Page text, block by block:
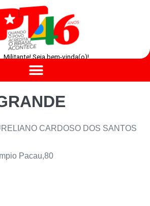
, Militante! Seja bem-vinda(o)!
CARDOSO DOS SANTOS
Pacau,80